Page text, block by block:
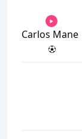
Carlos Mane